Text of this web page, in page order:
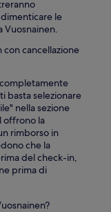
le
Vuosnainen.
con cancellazione
basta selezionare
nella sezione
offrono la
rimborso in
che la
del check-in,
prima di